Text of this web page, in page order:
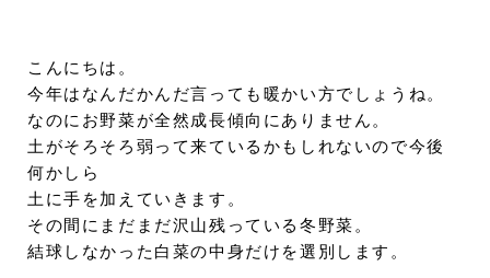
こんにちは。
今年はなんだかんだ言っても暖かい方でしょうね。
なのにお野菜が全然成長傾向にありません。
土がそろそろ弱って来ているかもしれないので今後
何かしら
土に手を加えていきます。
その間にまだまだ沢山残っている冬野菜。
結球しなかった白菜の中身だけを選別します。